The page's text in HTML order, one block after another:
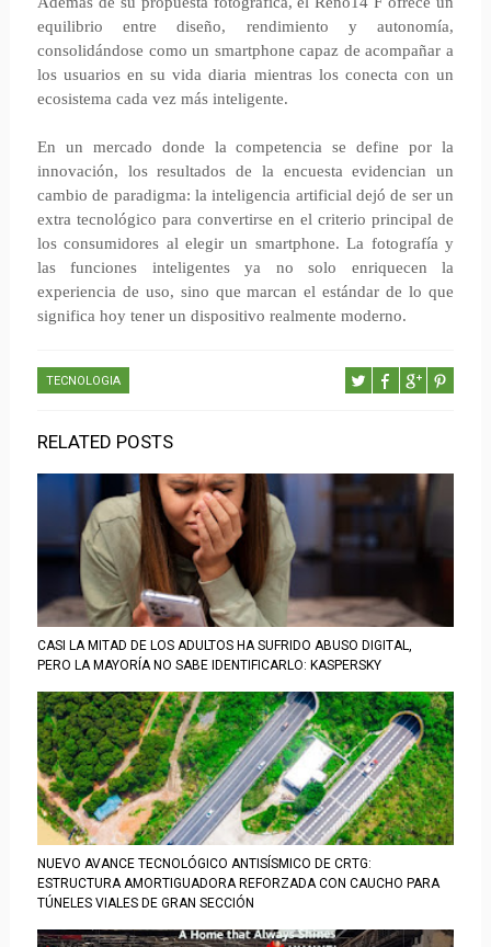
equilibrio entre diseño, rendimiento y autonomía,
consolidándose como un smartphone capaz de acompañar a
los usuarios en su vida diaria mientras los conecta con un
ecosistema cada vez más inteligente.
En un mercado donde la competencia se define por la
innovación, los resultados de la encuesta evidencian un
cambio de paradigma: la inteligencia artificial dejó de ser un
extra tecnológico para convertirse en el criterio principal de
los consumidores al elegir un smartphone. La fotografía y
las funciones inteligentes ya no solo enriquecen la
experiencia de uso, sino que marcan el estándar de lo que
significa hoy tener un dispositivo realmente moderno.
TECNOLOGIA
RELATED POSTS
CASI LA MITAD DE LOS ADULTOS HA SUFRIDO ABUSO DIGITAL,
PERO LA MAYORÍA NO SABE IDENTIFICARLO: KASPERSKY
NUEVO AVANCE TECNOLÓGICO ANTISÍSMICO DE CRTG:
ESTRUCTURA AMORTIGUADORA REFORZADA CON CAUCHO PARA
TÚNELES VIALES DE GRAN SECCIÓN